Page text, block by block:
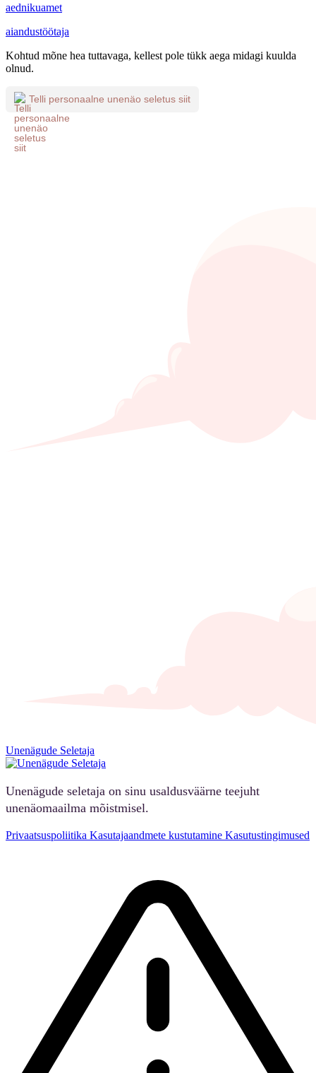
aednikuamet
aiandustöötaja
Kohtud mõne hea tuttavaga, kellest pole tükk aega midagi kuulda
olnud.
Telli personaalne unenäo seletus siit
Unenägude Seletaja
Unenägude seletaja on sinu usaldusväärne teejuht
unenäomaailma mõistmisel.
Privaatsuspoliitika Kasutajaandmete kustutamine Kasutustingimused